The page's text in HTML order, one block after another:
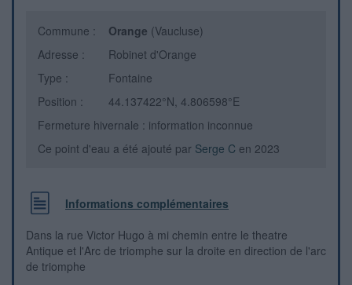
Commune : Orange (Vaucluse)
Adresse :
Robinet d'Orange
Type :
Fontaine
Position :
44.137422°N, 4.806598°E
Fermeture hivernale : information inconnue
Ce point d'eau a été ajouté par Serge C en 2023
Informations complémentaires
Dans la rue Victor Hugo à mi chemin entre le theatre
Antique et l'Arc de triomphe sur la droite en direction de l'arc
de triomphe